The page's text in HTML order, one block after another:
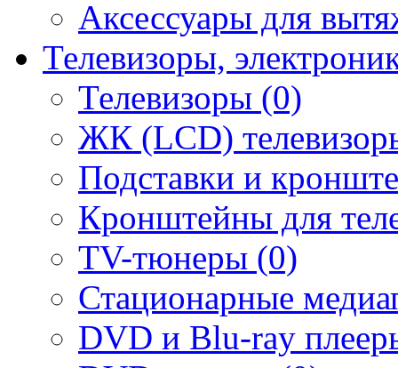
Аксессуары для
Телевизоры,
Телевизоры (0)
ЖК (LCD)
Подставки и
Кронштейны для
TV-тюнеры (0)
Стационарные
DVD и Blu-ray